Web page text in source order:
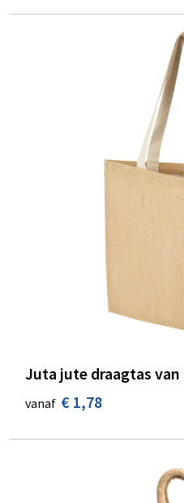
Juta jute draagtas van
vanaf € 1,78